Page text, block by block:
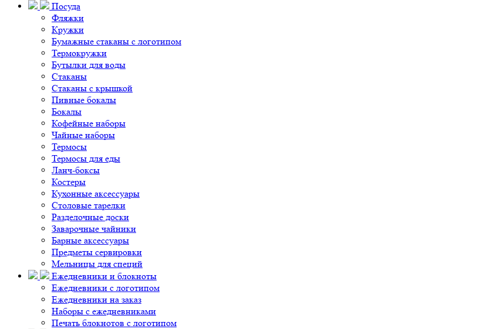
Посуда
Фляжки
Кружки
Бумажные стаканы с логотипом
Термокружки
Бутылки для воды
Стаканы
Стаканы с крышкой
Пивные бокалы
Бокалы
Кофейные наборы
Чайные наборы
Термосы
Термосы для еды
Ланч-боксы
Костеры
Кухонные аксессуары
Столовые тарелки
Разделочные доски
Заварочные чайники
Барные аксессуары
Предметы сервировки
Мельницы для специй
Ежедневники и блокноты
Ежедневники с логотипом
Ежедневники на заказ
Наборы с ежедневниками
Печать блокнотов с логотипом